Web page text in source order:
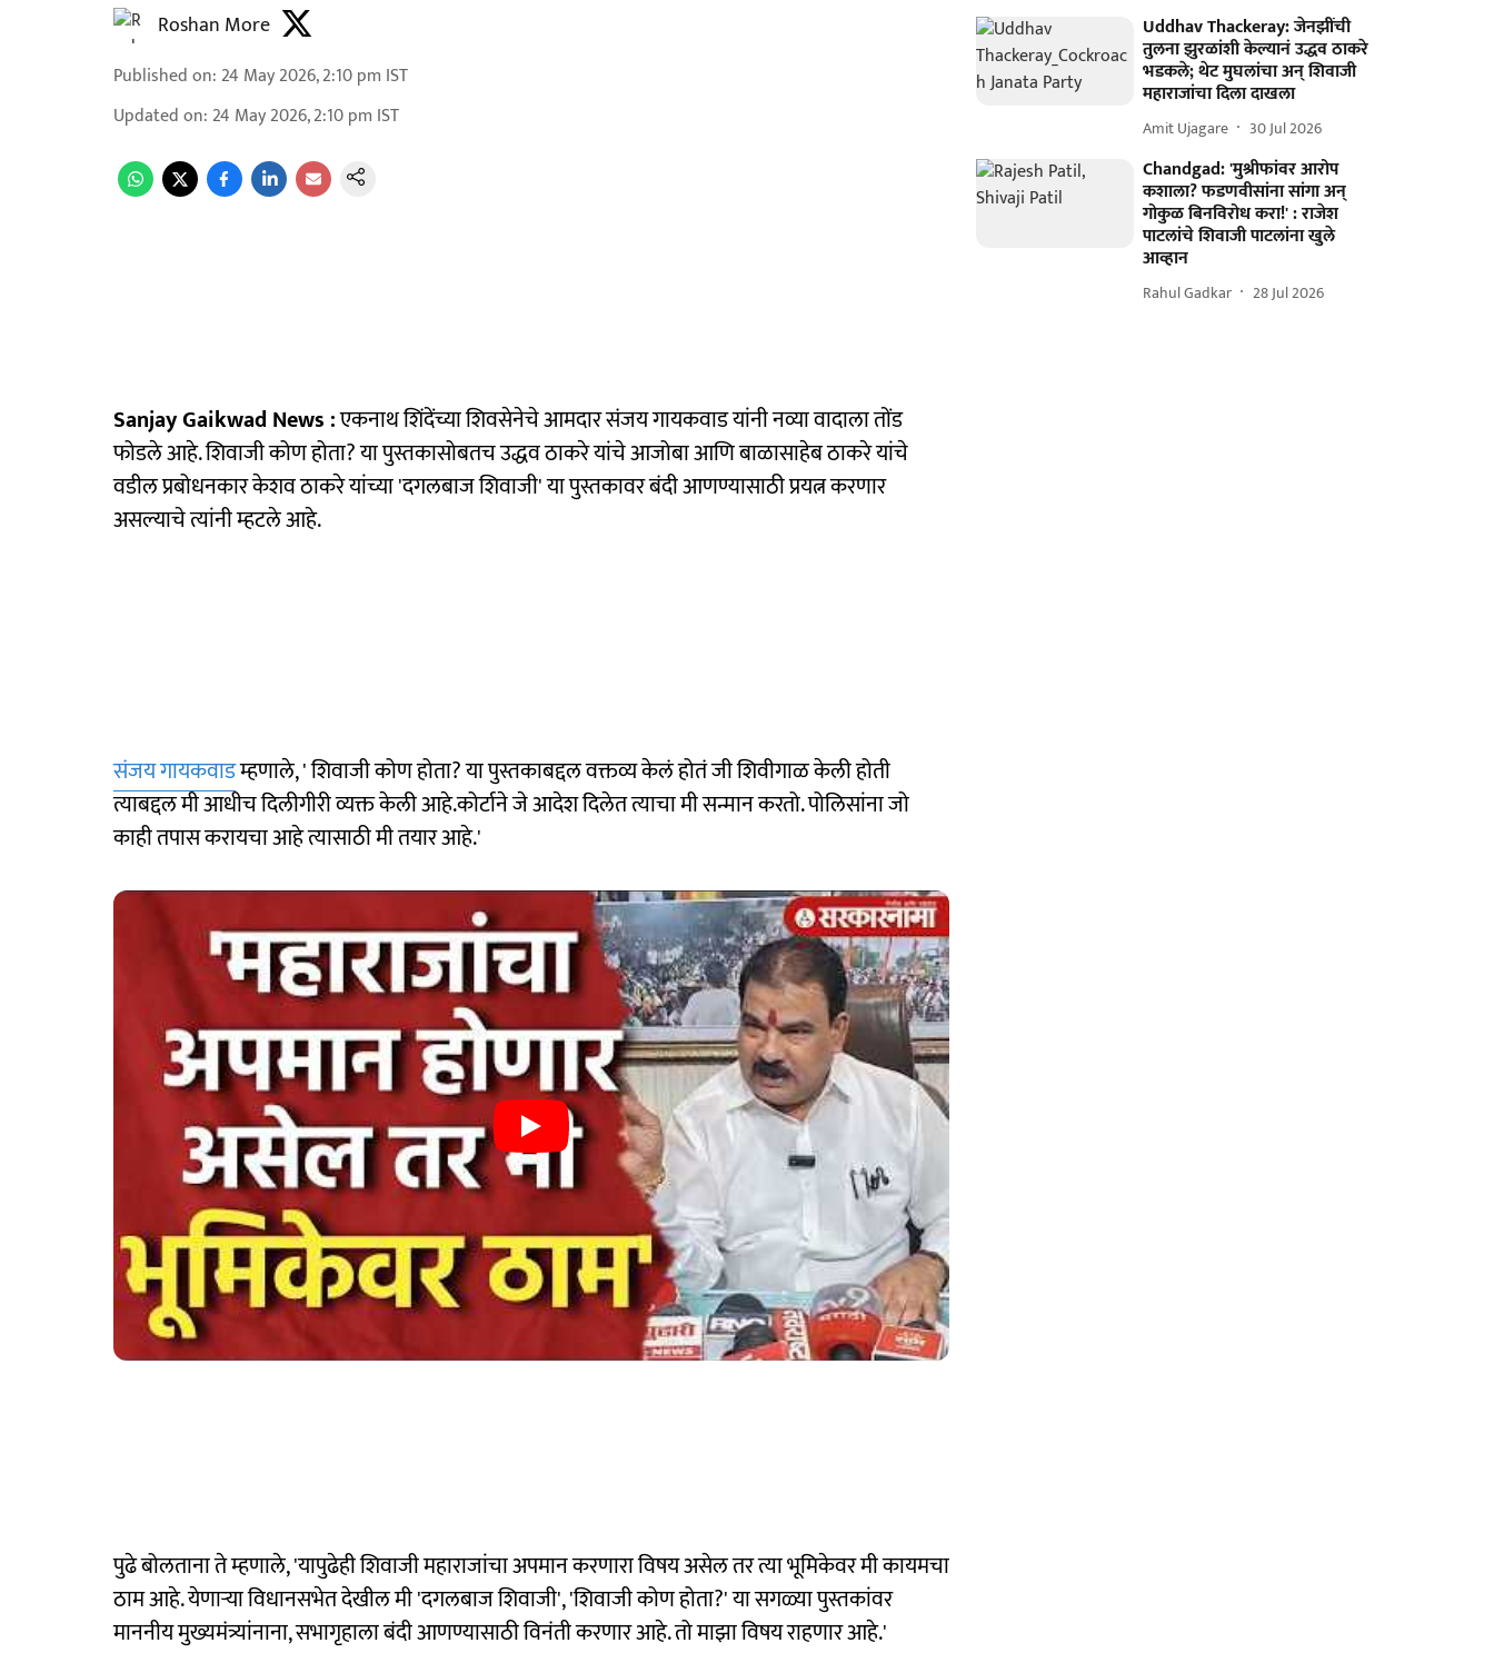
Roshan More
Published on: 24 May 2026, 2:10 pm IST
Updated on: 24 May 2026, 2:10 pm IST
Sanjay Gaikwad News :एकनाथ शिंदेंच्या शिवसेनेचे आमदार संजय गायकवाड यांनी नव्या वादाला तोंड
फोडले आहे. शिवाजी कोण होता? या पुस्तकासोबतच उद्धव ठाकरे यांचे आजोबा आणि बाळासाहेब ठाकरे यांचे
वडील प्रबोधनकार केशव ठाकरे यांच्या 'दगलबाज शिवाजी' या पुस्तकावर बंदी आणण्यासाठी प्रयत्न करणार
असल्याचे त्यांनी म्हटले आहे.
संजय गायकवाडम्हणाले, ' शिवाजी कोण होता? या पुस्तकाबद्दल वक्तव्य केलं होतं जी शिवीगाळ केली होती
त्याबद्दल मी आधीच दिलीगीरी व्यक्त केली आहे.कोर्टाने जे आदेश दिलेत त्याचा मी सन्मान करतो. पोलिसांना जो
काही तपास करायचा आहे त्यासाठी मी तयार आहे.'
पुढे बोलताना ते म्हणाले, 'यापुढेही शिवाजी महाराजांचा अपमान करणारा विषय असेल तर त्या भूमिकेवर मी कायमचा
ठाम आहे. येणाऱ्या विधानसभेत देखील मी 'दगलबाज शिवाजी', 'शिवाजी कोण होता?' या सगळ्या पुस्तकांवर
माननीय मुख्यमंत्र्यांनाना, सभागृहाला बंदी आणण्यासाठी विनंती करणार आहे. तो माझा विषय राहणार आहे.'
Uddhav Thackeray: जेनझींची
तुलना झुरळांशी केल्यानं उद्धव ठाकरे
भडकले; थेट मुघलांचा अन् शिवाजी
महाराजांचा दिला दाखला
Amit Ujagare 30 Jul 2026
Chandgad: 'मुश्रीफांवर आरोप
कशाला? फडणवीसांना सांगा अन्
गोकुळ बिनविरोध करा!' : राजेश
पाटलांचे शिवाजी पाटलांना खुले
आव्हान
Rahul Gadkar 28 Jul 2026